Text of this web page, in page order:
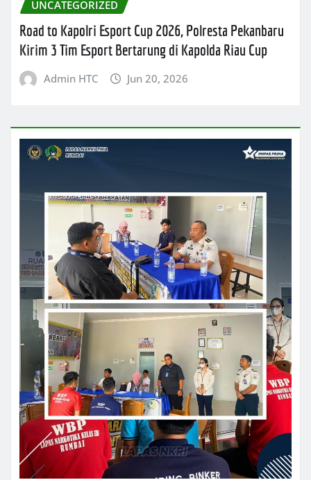
UNCATEGORIZED
Road to Kapolri Esport Cup 2026, Polresta Pekanbaru
Kirim 3 Tim Esport Bertarung di Kapolda Riau Cup
Admin HTC Jun 20, 2026